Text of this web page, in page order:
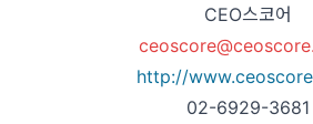
CEO스코어
http://
02-6929-3681